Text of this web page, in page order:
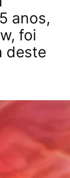
anos,
foi
deste